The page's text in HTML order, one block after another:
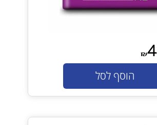
₪
הוסף לסל